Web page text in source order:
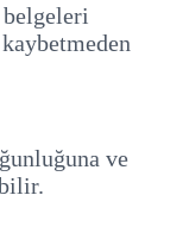
belgeleri
ve